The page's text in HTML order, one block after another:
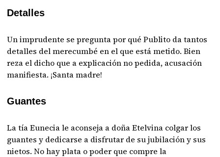
Detalles
Un imprudente se pregunta por qué Publito da tantos
detalles del merecumbé en el que está metido. Bien
reza el dicho que a explicación no pedida, acusación
manifiesta. ¡Santa madre!
Guantes
La tía Eunecia le aconseja a doña Etelvina colgar los
guantes y dedicarse a disfrutar de su jubilación y sus
nietos. No hay plata o poder que compre la